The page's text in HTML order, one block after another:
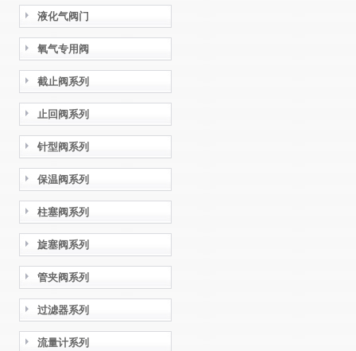
液化气阀门
氧气专用阀
截止阀系列
止回阀系列
针型阀系列
保温阀系列
柱塞阀系列
旋塞阀系列
管夹阀系列
过滤器系列
流量计系列